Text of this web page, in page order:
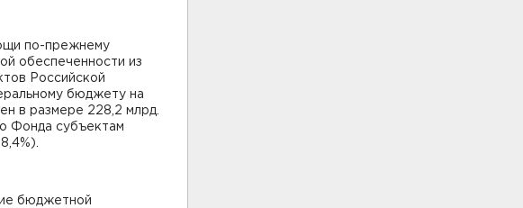
по-прежнему
обеспеченности из
Российской
бюджету на
в размере 228,2 млрд.
Фонда субъектам
бюджетной